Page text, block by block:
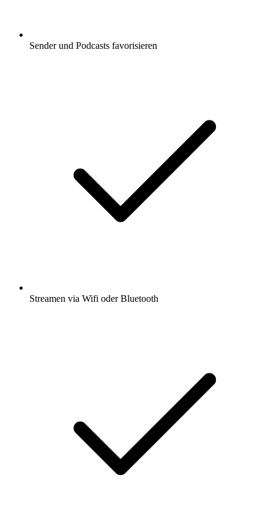
Sender und Podcasts favorisieren
Streamen via Wifi oder Bluetooth